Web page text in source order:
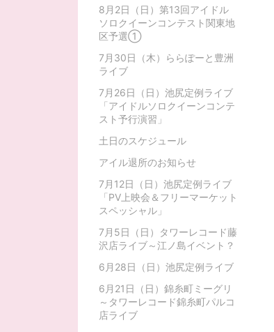
8月2日（日）第13回アイドル
ソロクイーンコンテスト関東地
区予選①
7月30日（木）ららぽーと豊洲
ライブ
7月26日（日）池尻定例ライブ
「アイドルソロクイーンコンテ
スト予行演習」
土日のスケジュール
アイル退所のお知らせ
7月12日（日）池尻定例ライブ
「PV上映会＆フリーマーケット
スペッシャル」
7月5日（日）タワーレコード藤
沢店ライブ～江ノ島イベント？
6月28日（日）池尻定例ライブ
6月21日（日）錦糸町ミーグリ
～タワーレコード錦糸町パルコ
店ライブ